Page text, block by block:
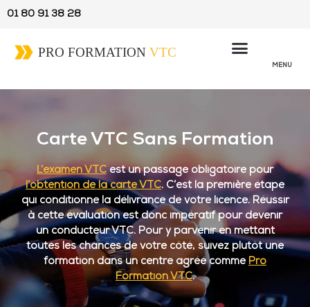
01 80 91 38 28
MENU
Carte VTC Sans Formation
L’examen VTCest un passage obligatoire pour
l’obtention de la carte VTC. C’est la première étape
qui conditionne la délivrance de votre licence. Réussir
à cette évaluation est donc impératif pour devenir
un conducteur VTC. Pour y parvenir en mettant
toutes les chances de votre côté, suivez plutôt une
formation dans un centre agréé comme Pro
Formation VTC.